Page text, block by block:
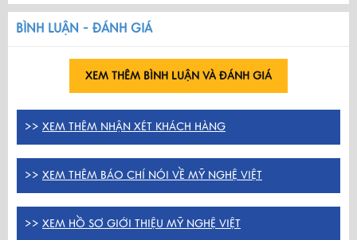
BÌNH LUẬN - ĐÁNH GIÁ
XEM THÊM BÌNH LUẬN VÀ ĐÁNH GIÁ
>> XEM THÊM NHẬN XÉT KHÁCH HÀNG
>> XEM THÊM BÁO CHÍ NÓI VỀ MỸ NGHỆ VIỆT
>> XEM HỒ SƠ GIỚI THIỆU MỸ NGHỆ VIỆT